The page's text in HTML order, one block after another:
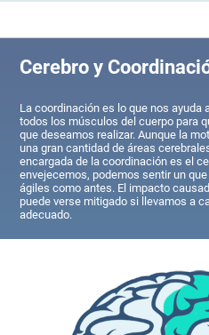
Cerebro y
La coordinación es lo que nos ayuda
todos los músculos del cuerpo para
que deseamos realizar. Aunque la
una gran cantidad de áreas
encargada de la coordinación es el
envejecemos, podemos sentir un
ágiles como antes. El impacto
puede verse mitigado si llevamos a
adecuado.